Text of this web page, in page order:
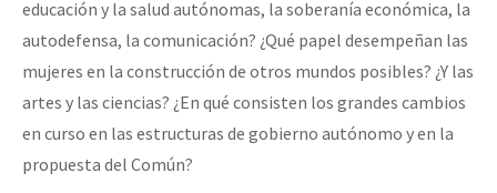
educación y la salud autónomas, la soberanía económica, la
autodefensa, la comunicación? ¿Qué papel desempeñan las
mujeres en la construcción de otros mundos posibles? ¿Y las
artes y las ciencias? ¿En qué consisten los grandes cambios
en curso en las estructuras de gobierno autónomo y en la
propuesta del Común?